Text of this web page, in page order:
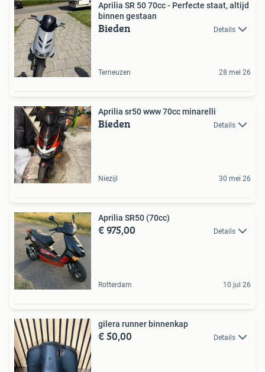
Aprilia SR 50 70cc - Perfecte staat, altijd
binnen gestaan
Bieden Details
Terneuzen 28 mei 26
Aprilia sr50 www 70cc minarelli
Bieden Details
Niezijl 30 mei 26
Aprilia SR50 (70cc)
€ 975,00 Details
Rotterdam 10 jul 26
gilera runner binnenkap
€ 50,00 Details